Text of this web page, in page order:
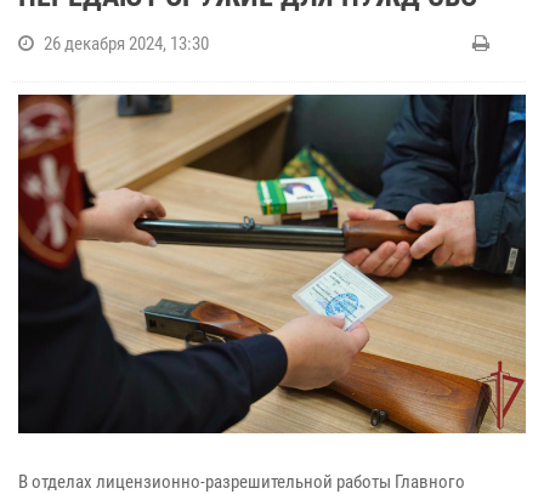
26 декабря 2024, 13:30
В отделах лицензионно-разрешительной работы Главного